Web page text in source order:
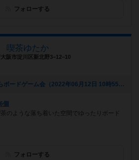
フォローする
喫茶ゆたか
大阪市淀川区新北野3−12−10
[NEW] 毎週金曜日の夜からボードゲーム会（2022年06月12日 10時55分）
個
のような落ち着いた空間でゆったりボード
フォローする